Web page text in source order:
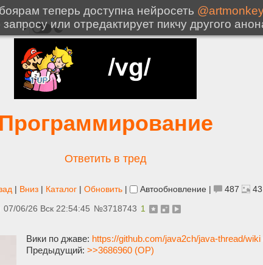
Программирование
Ответить в тред
| Вниз | Каталог | Обновить | Автообновление | 487 43
07/06/26 Вск 22:54:45 №3718743 1
Вики по джаве: https://github.com/java2ch/java-thread/wiki
Предыдущий: >>3686960 (OP)